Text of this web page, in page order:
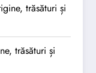
trăsături și
trăsături și